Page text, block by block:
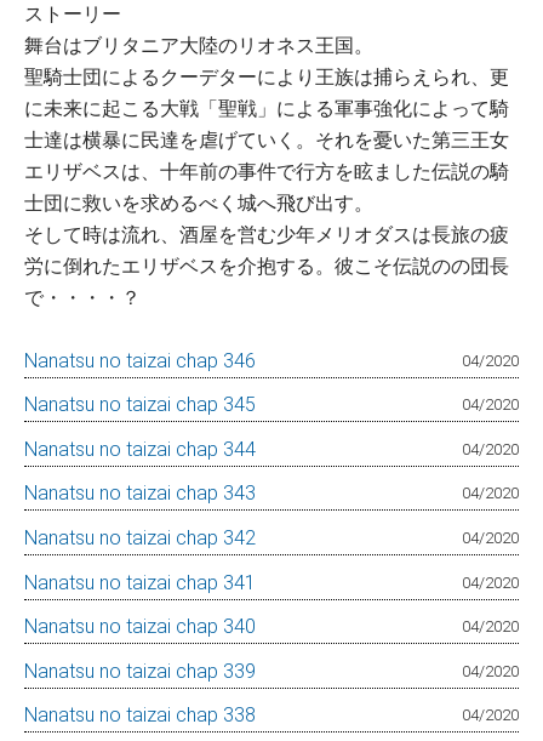
ストーリー
舞台はブリタニア大陸のリオネス王国。
聖騎士団によるクーデターにより王族は捕らえられ、更
に未来に起こる大戦「聖戦」による軍事強化によって騎
士達は横暴に民達を虐げていく。それを憂いた第三王女
エリザベスは、十年前の事件で行方を眩ました伝説の騎
士団に救いを求めるべく城へ飛び出す。
そして時は流れ、酒屋を営む少年メリオダスは長旅の疲
労に倒れたエリザベスを介抱する。彼こそ伝説のの団長
で・・・・？
Nanatsu no taizai chap 346 04/2020
Nanatsu no taizai chap 345 04/2020
Nanatsu no taizai chap 344 04/2020
Nanatsu no taizai chap 343 04/2020
Nanatsu no taizai chap 342 04/2020
Nanatsu no taizai chap 341 04/2020
Nanatsu no taizai chap 340 04/2020
Nanatsu no taizai chap 339 04/2020
Nanatsu no taizai chap 338 04/2020